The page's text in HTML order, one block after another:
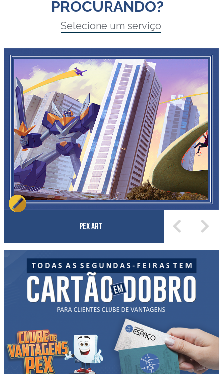
PROCURANDO?
Selecione um serviço
Pex Art